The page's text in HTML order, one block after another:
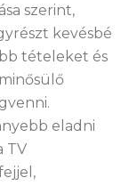
szerint,
kevésbé
tételeket és
eladni
TV